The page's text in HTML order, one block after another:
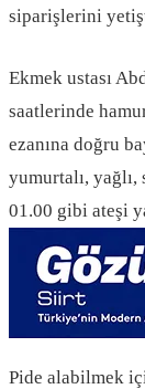
siparişlerini
Ekmek ustası
saatlerinde
ezanına doğru
yumurtalı,
01.00 gibi ateşi
Pide alabilmek